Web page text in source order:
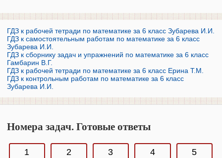
ГДЗ к рабочей тетради по математике за 6 класс Зубарева И.И.
ГДЗ к самостоятельным работам по математике за 6 класс
Зубарева И.И.
ГДЗ к сборнику задач и упражнений по математике за 6 класс
Гамбарин В.Г.
ГДЗ к рабочей тетради по математике за 6 класс Ерина Т.М.
ГДЗ к контрольным работам по математике за 6 класс
Зубарева И.И.
Номера задач. Готовые ответы
1 2 3 4 5